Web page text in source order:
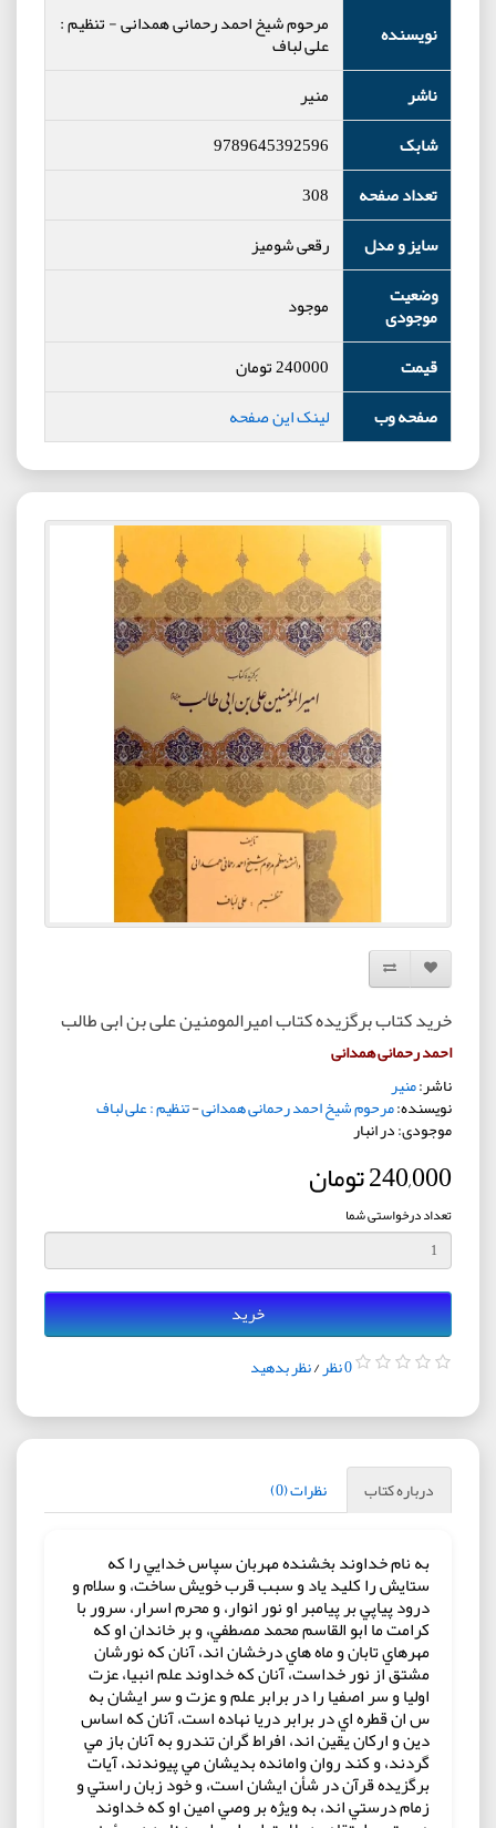
نویسنده مرحوم شیخ احمد رحمانی همدانی-تنظیم :
علی لباف
ناشر
منیر
شابک
9789645392596
تعداد صفحه
308
سایز و مدل
رقعی شومیز
وضعیت
موجودی
موجود
قیمت
240000تومان
صفحه وب
لینک این صفحه
افزودن به لیست دلخواه
مقایسه این محصول
خرید کتاب برگزیده کتاب امیرالمومنین علی بن ابی طالب
احمد رحمانی همدانی
ناشر:منیر
نویسنده:مرحوم شیخ احمد رحمانی همدانی-تنظیم : علی لباف
موجودی: در انبار
240,000 تومان
تعداد درخواستی شما
خرید
0 نظر /نظر بدهید
درباره کتاب نظرات (0)
به نام خداوند بخشنده مهربان سپاس خدايي را كه
ستايش را كليد ياد و سبب قرب خويش ساخت، و سلام و
درود پياپي بر پيامبر او نور انوار، و محرم اسرار، سرور با
كرامت ما ابو القاسم محمد مصطفي، و بر خاندان او كه
مهرهاي تابان و ماه هاي درخشان اند، آنان كه نورشان
مشتق از نور خداست، آنان كه خداوند علم انبيا، عزت
اوليا و سر اصفيا را در برابر علم و عزت و سر ايشان به
س ان قطره اي در برابر دريا نهاده است، آنان كه اساس
دين و اركان يقين اند، افراط گران تندرو به آنان باز مي
گردند، و كند روان وامانده بديشان مي پيوندند، آيات
برگزيده قرآن در شأن ايشان است، و خود زبان راستي و
زمام درستي اند، به ويژه بر وصي امين او كه خداوند